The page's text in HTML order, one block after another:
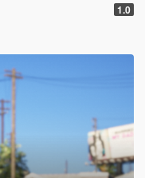
1.0